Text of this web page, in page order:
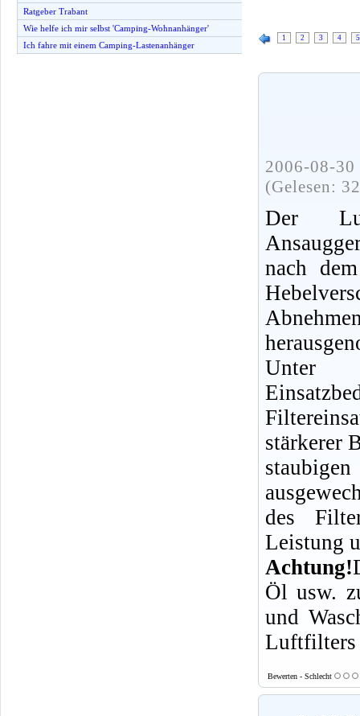
Ratgeber Trabant
Wie helfe ich mir selbst 'Camping-Wohnanhänger'
Ich fahre mit einem Camping-Lastenanhänger
1 2 3 4 5
2006-08-
(Gelesen:
Der
nach
stärkerer
des
Leistung
Achtung!
Öl usw.
und
Luftfilters
Bewerten - Schlecht